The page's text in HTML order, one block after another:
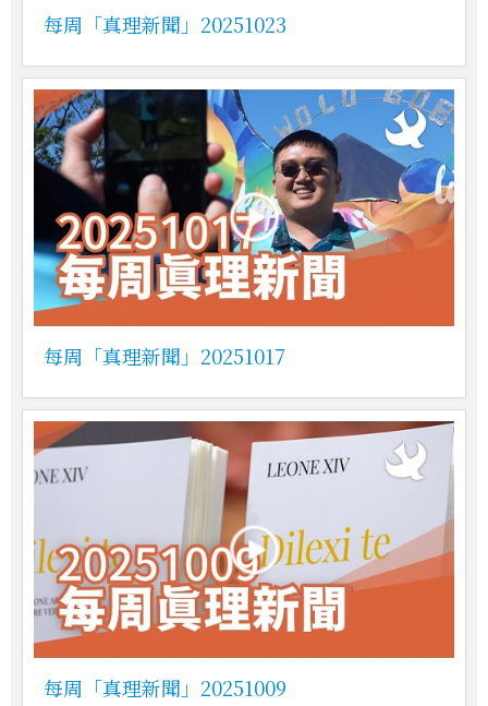
每周「真理新聞」20251023
每周「真理新聞」20251017
每周「真理新聞」20251009